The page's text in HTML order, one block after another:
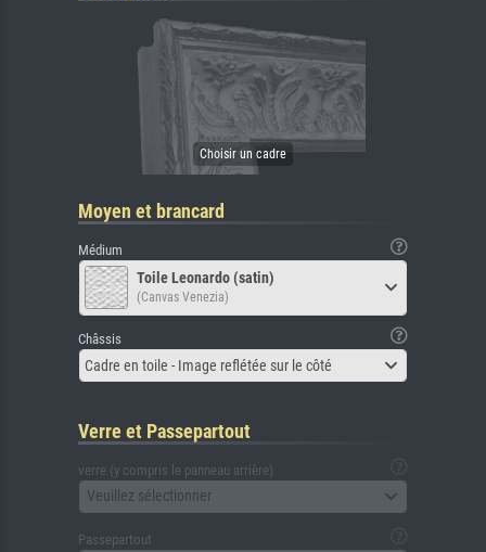
Moyen et brancard
Médium
Toile Leonardo (satin)
(Canvas Venezia)
Châssis
Cadre en toile - Image reflétée sur le côté
Verre et Passepartout
verre (y compris le panneau arrière)
Veuillez sélectionner
Passepartout